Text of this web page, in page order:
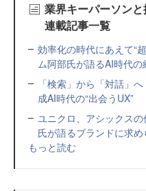
業界キーパーソン
連載記事一覧
効率化の時代にあえて“
ム阿部氏が語るAI時代
「検索」から「対話」
成AI時代の“出会うUX”
ユニクロ、アシックス
氏が語るブランドに求
もっと読む